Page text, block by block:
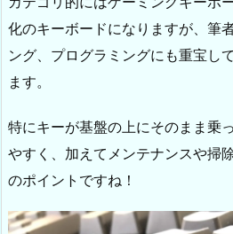
化のキーボードになりますが、筆
ング、プログラミングにも重宝し
ます。
特にキーが基盤の上にそのまま乗
やすく、加えてメンテナンスや掃
のポイントですね！